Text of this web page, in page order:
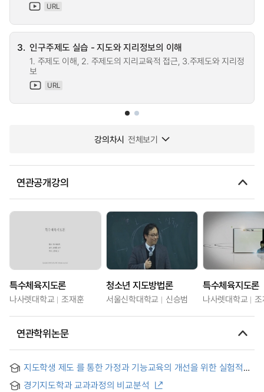
URL
3. 인구주제도 실습 - 지도와 지리정보의 이해
1. 주제도 이해, 2. 주제도의 지리교육적 접근, 3.주제도와 지리정
보
URL
강의차시 전체보기
연관공개강의
특수체육지도론
나사렛대학교 조재훈
청소년 지도방법론
서울신학대학교 신승범
특수체육지도론
나사렛대학교
연관학위논문
지도학생 제도 를 통한 가정과 기능교육의 개선을 위한 실험적
경기지도학과 교과과정의 비교분석